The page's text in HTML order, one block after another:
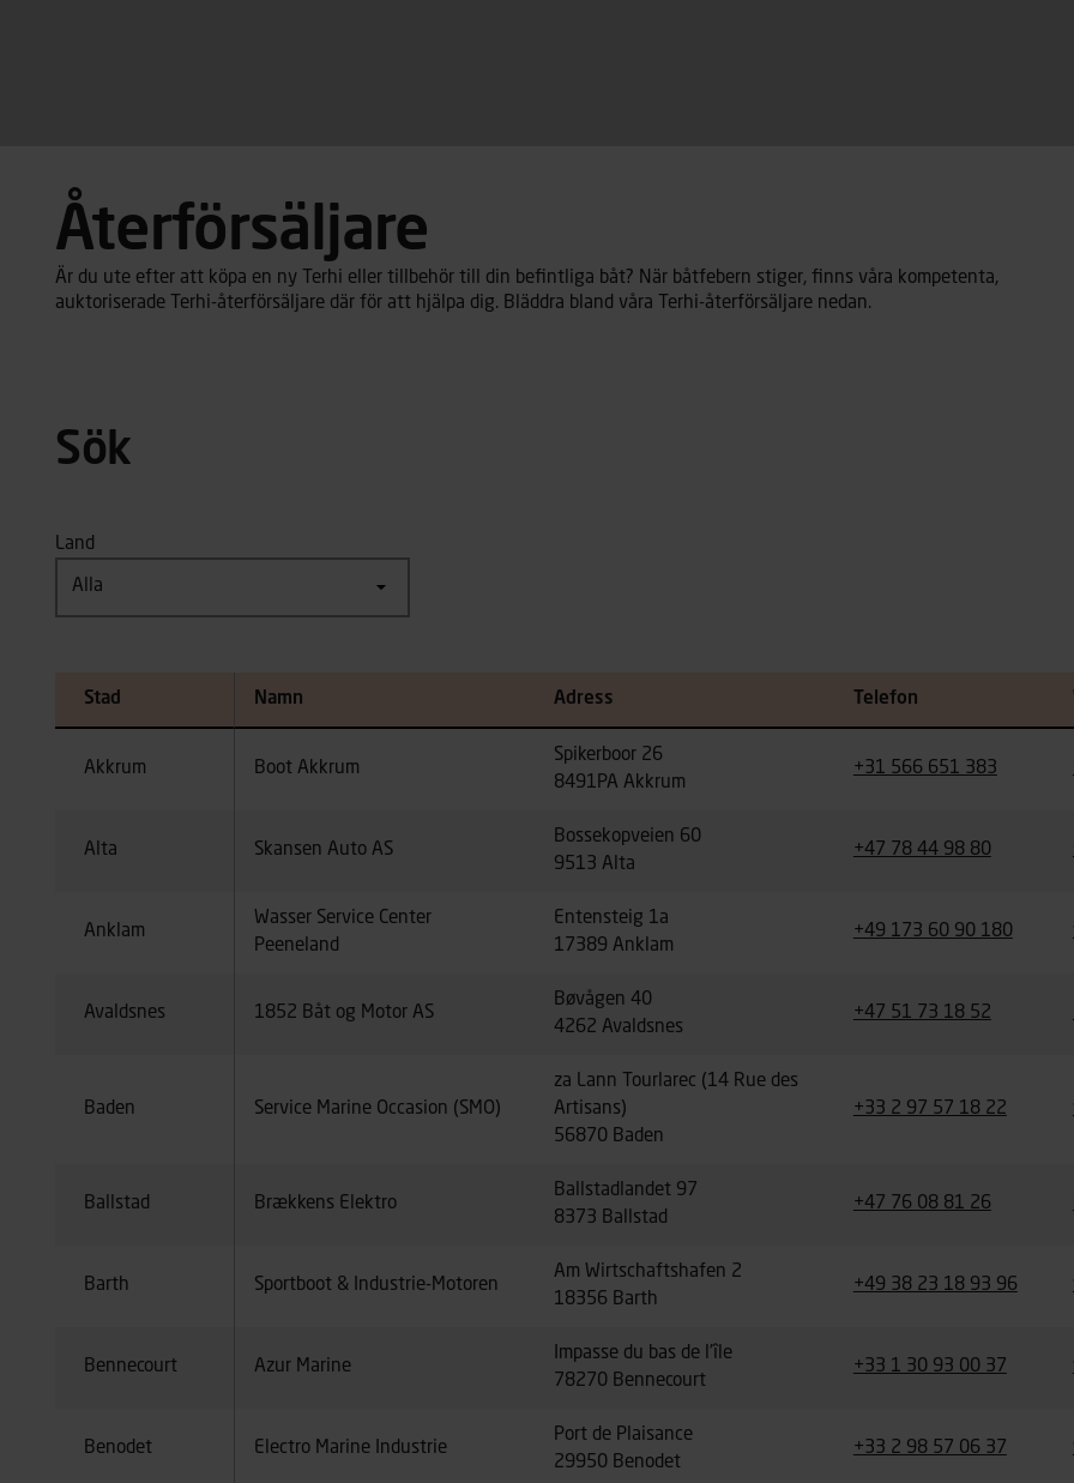
Återförsäljare
Är du ute efter att köpa en ny Terhi eller tillbehör till din befintliga båt? När båtfebern stiger, finns våra kompetenta,
auktoriserade Terhi-återförsäljare där för att hjälpa dig. Bläddra bland våra Terhi-återförsäljare nedan.
Sök
Land
Stad Namn Adress Telefon
Akkrum Boot Akkrum
Spikerboor 26
8491PA Akkrum
+31 566 651 383
Alta Skansen Auto AS
Bossekopveien 60
9513 Alta
+47 78 44 98 80
Anklam
Wasser Service Center
Peeneland
Entensteig 1a
17389 Anklam
+49 173 60 90 180
Avaldsnes 1852 Båt og Motor AS
Bøvågen 40
4262 Avaldsnes
+47 51 73 18 52
Baden Service Marine Occasion (SMO)
za Lann Tourlarec (14 Rue des
Artisans)
56870 Baden
+33 2 97 57 18 22
Ballstad Brækkens Elektro
Ballstadlandet 97
8373 Ballstad
+47 76 08 81 26
Barth Sportboot & Industrie-Motoren
Am Wirtschaftshafen 2
18356 Barth
+49 38 23 18 93 96
Bennecourt Azur Marine
Impasse du bas de l’île
78270 Bennecourt
+33 1 30 93 00 37
Benodet Electro Marine Industrie
Port de Plaisance
29950 Benodet
+33 2 98 57 06 37